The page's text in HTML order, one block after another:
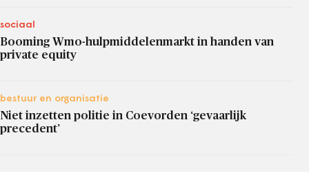
sociaal
Booming Wmo-hulpmiddelenmarkt in handen van
private equity
bestuur en organisatie
Niet inzetten politie in Coevorden ‘gevaarlijk
precedent’